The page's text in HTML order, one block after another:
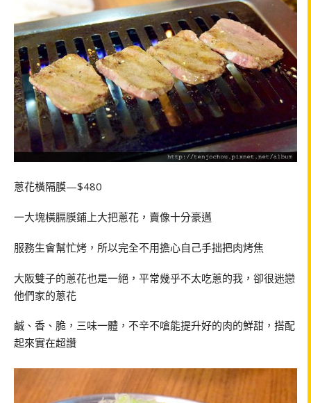
蔥花橫隔膜—$480
一大塊橫膈膜鋪上大把蔥花，賣像十分豪邁
服務生會幫忙烤，所以完全不用擔心自己手拙把肉烤焦
大阪雙子的蔥花也是一絕，平常幾乎不太吃蔥的我，卻很迷戀
他們家的蔥花
鹹、香、脆，三味一體，不辛不嗆能提升好的肉的鮮甜，搭配
起來實在超讚